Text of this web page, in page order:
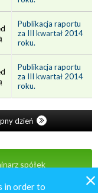
Publikacja raportu
za III kwartał 2014
roku.
Publikacja raportu
za III kwartał 2014
roku.
dzień
spółek
in order to